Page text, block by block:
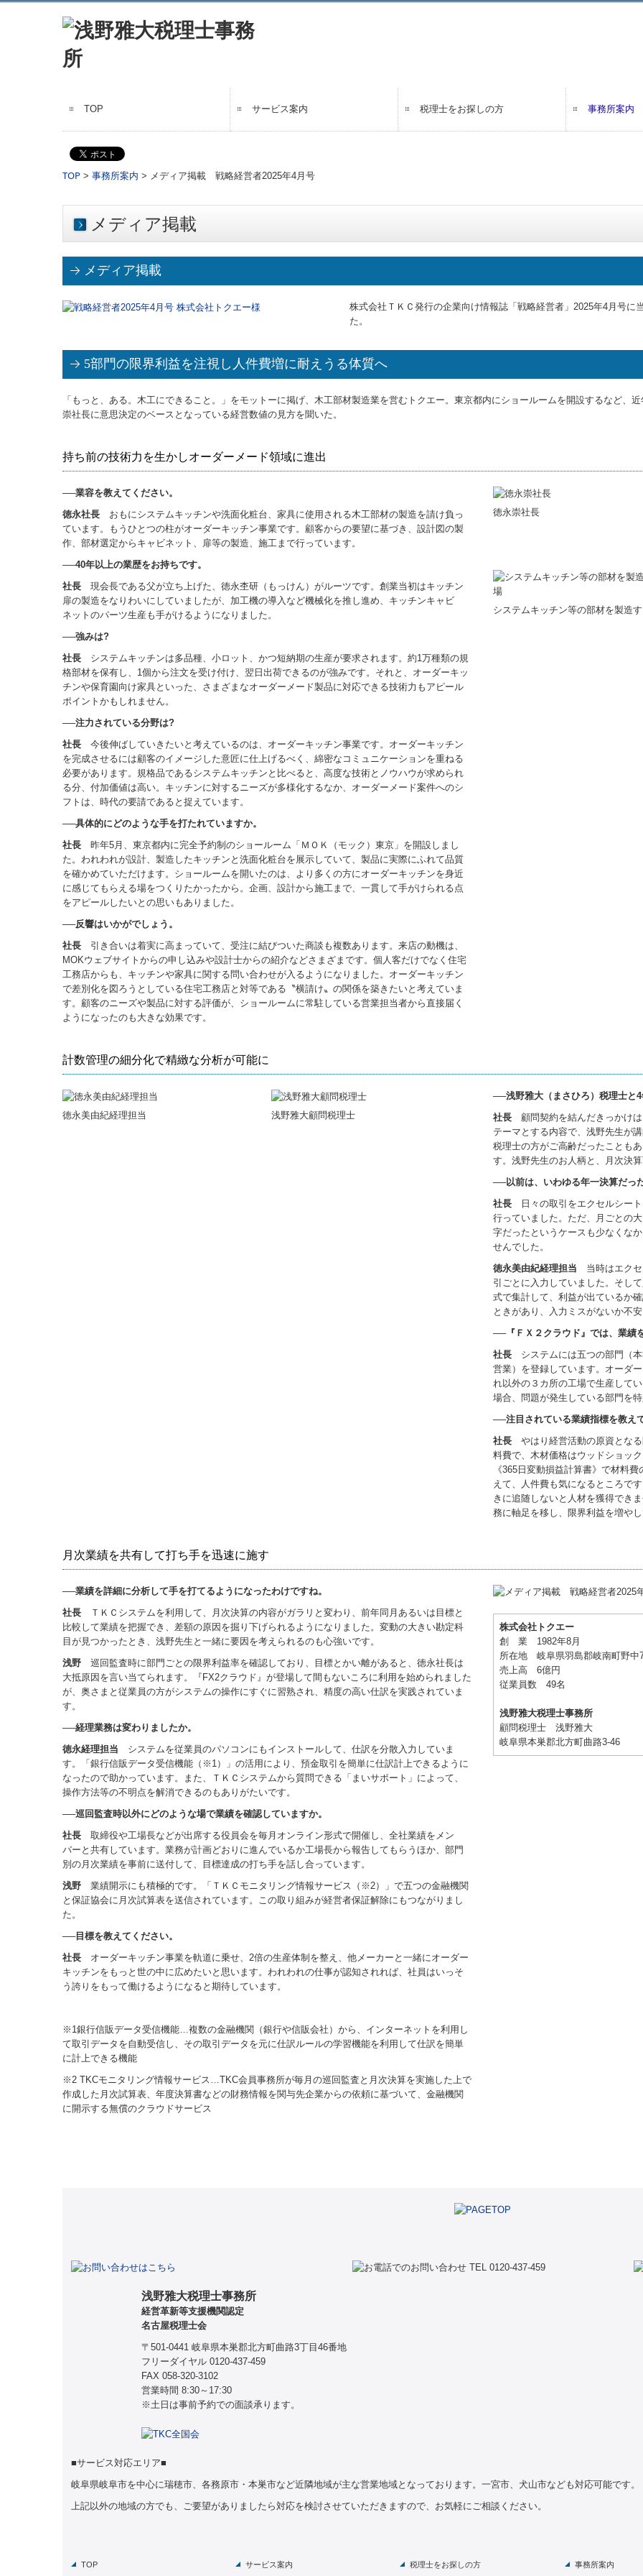
TOP サービス案内 税理士をお探しの方 事務所案内
TOP > 事務所案内 > メディア掲載 戦略経営者2025年4月号
メディア掲載
メディア掲載
株式会社ＴＫＣ発行の企業向け情報誌「戦略経営者」2025年4月号
た。
5部門の限界利益を注視し人件費増に耐えうる体質へ
「もっと、ある。木工にできること。」をモットーに掲げ、木工部材製造業を営むトクエー。東京都内にショールームを開設するなど、
崇社長に意思決定のベースとなっている経営数値の見方を聞いた。
持ち前の技術力を生かしオーダーメード領域に進出
──業容を教えてください。
徳永社長 おもにシステムキッチンや洗面化粧台、家具に使用される木工部材の製造を請け負っ
ています。もうひとつの柱がオーダーキッチン事業です。顧客からの要望に基づき、設計図の製
作、部材選定からキャビネット、扉等の製造、施工まで行っています。
──40年以上の業歴をお持ちです。
社長 現会長である父が立ち上げた、徳永杢研（もっけん）がルーツです。創業当初はキッチン
扉の製造をなりわいにしていましたが、加工機の導入など機械化を推し進め、キッチンキャビ
ネットのパーツ生産も手がけるようになりました。
──強みは?
社長 システムキッチンは多品種、小ロット、かつ短納期の生産が要求されます。約1万種類の規
格部材を保有し、1個から注文を受け付け、翌日出荷できるのが強みです。それと、オーダーキッ
チンや保育園向け家具といった、さまざまなオーダーメード製品に対応できる技術力もアピール
ポイントかもしれません。
──注力されている分野は?
社長 今後伸ばしていきたいと考えているのは、オーダーキッチン事業です。オーダーキッチン
を完成させるには顧客のイメージした意匠に仕上げるべく、綿密なコミュニケーションを重ねる
必要があります。規格品であるシステムキッチンと比べると、高度な技術とノウハウが求められ
る分、付加価値は高い。キッチンに対するニーズが多様化するなか、オーダーメード案件へのシ
フトは、時代の要請であると捉えています。
──具体的にどのような手を打たれていますか。
社長 昨年5月、東京都内に完全予約制のショールーム「ＭＯＫ（モック）東京」を開設しまし
た。われわれが設計、製造したキッチンと洗面化粧台を展示していて、製品に実際にふれて品質
を確かめていただけます。ショールームを開いたのは、より多くの方にオーダーキッチンを身近
に感じてもらえる場をつくりたかったから。企画、設計から施工まで、一貫して手がけられる点
をアピールしたいとの思いもありました。
──反響はいかがでしょう。
社長 引き合いは着実に高まっていて、受注に結びついた商談も複数あります。来店の動機は、
MOKウェブサイトからの申し込みや設計士からの紹介などさまざまです。個人客だけでなく住宅
工務店からも、キッチンや家具に関する問い合わせが入るようになりました。オーダーキッチン
で差別化を図ろうとしている住宅工務店と対等である〝横請け〟の関係を築きたいと考えていま
す。顧客のニーズや製品に対する評価が、ショールームに常駐している営業担当者から直接届く
ようになったのも大きな効果です。
徳永崇社長
システムキッチン等の部材を製造
計数管理の細分化で精緻な分析が可能に
徳永美由紀経理担当 浅野雅大顧問税理士
──浅野雅大（まさひろ）税理士と
社長 顧問契約を結んだきっかけ
テーマとする内容で、浅野先生が
税理士の方がご高齢だったことも
す。浅野先生のお人柄と、月次決
──以前は、いわゆる年一決算だ
社長 日々の取引をエクセルシー
行っていました。ただ、月ごとの
字だったというケースも少なくな
せんでした。
徳永美由紀経理担当 当時はエクセ
引ごとに入力していました。そし
式で集計して、利益が出ているか
ときがあり、入力ミスがないか不
──『ＦＸ２クラウド』では、業績
社長 システムには五つの部門（
営業）を登録しています。オーダ
れ以外の３カ所の工場で生産して
場合、問題が発生している部門を
──注目されている業績指標を教え
社長 やはり経営活動の原資とな
料費で、木材価格はウッドショッ
《365日変動損益計算書》で材料
えて、人件費も気になるところで
きに追随しないと人材を獲得でき
務に軸足を移し、限界利益を増や
月次業績を共有して打ち手を迅速に施す
──業績を詳細に分析して手を打てるようになったわけですね。
社長 ＴＫＣシステムを利用して、月次決算の内容がガラリと変わり、前年同月あるいは目標と
比較して業績を把握でき、差額の原因を掘り下げられるようになりました。変動の大きい勘定科
目が見つかったとき、浅野先生と一緒に要因を考えられるのも心強いです。
浅野 巡回監査時に部門ごとの限界利益率を確認しており、目標とかい離があると、徳永社長は
大抵原因を言い当てられます。『FX2クラウド』が登場して間もないころに利用を始められました
が、奥さまと従業員の方がシステムの操作にすぐに習熟され、精度の高い仕訳を実践されていま
す。
──経理業務は変わりましたか。
徳永経理担当 システムを従業員のパソコンにもインストールして、仕訳を分散入力していま
す。「銀行信販データ受信機能（※1）」の活用により、預金取引を簡単に仕訳計上できるように
なったので助かっています。また、ＴＫＣシステムから質問できる「まいサポート」によって、
操作方法等の不明点を解消できるのもありがたいです。
──巡回監査時以外にどのような場で業績を確認していますか。
社長 取締役や工場長などが出席する役員会を毎月オンライン形式で開催し、全社業績をメン
バーと共有しています。業務が計画どおりに進んでいるか工場長から報告してもらうほか、部門
別の月次業績を事前に送付して、目標達成の打ち手を話し合っています。
浅野 業績開示にも積極的です。「ＴＫＣモニタリング情報サービス（※2）」で五つの金融機関
と保証協会に月次試算表を送信されています。この取り組みが経営者保証解除にもつながりまし
た。
──目標を教えてください。
社長 オーダーキッチン事業を軌道に乗せ、2倍の生産体制を整え、他メーカーと一緒にオーダー
キッチンをもっと世の中に広めたいと思います。われわれの仕事が認知されれば、社員はいっそ
う誇りをもって働けるようになると期待しています。
※1銀行信販データ受信機能…複数の金融機関（銀行や信販会社）から、インターネットを利用し
て取引データを自動受信し、その取引データを元に仕訳ルールの学習機能を利用して仕訳を簡単
に計上できる機能
※2 TKCモニタリング情報サービス…TKC会員事務所が毎月の巡回監査と月次決算を実施した上で
作成した月次試算表、年度決算書などの財務情報を関与先企業からの依頼に基づいて、金融機関
に開示する無償のクラウドサービス
株式会社トクエー
創 業 1982年8月
所在地 岐阜県羽島郡岐南町野中
売上高 6億円
従業員数 49名
浅野雅大税理士事務所
顧問税理士 浅野雅大
岐阜県本巣郡北方町曲路3-46
浅野雅大税理士事務所
経営革新等支援機関認定
名古屋税理士会
〒501-0441 岐阜県本巣郡北方町曲路3丁目46番地
フリーダイヤル 0120-437-459
FAX 058-320-3102
営業時間 8:30～17:30
※土日は事前予約での面談承ります。
■サービス対応エリア■
岐阜県岐阜市を中心に瑞穂市、各務原市・本巣市など近隣地域が主な営業地域となっております。 一宮市、犬山市なども対応可能です。
上記以外の地域の方でも、ご要望がありましたら対応を検討させていただきますので、お気軽にご相談ください。
TOP サービス案内 税理士をお探しの方 事務所案内